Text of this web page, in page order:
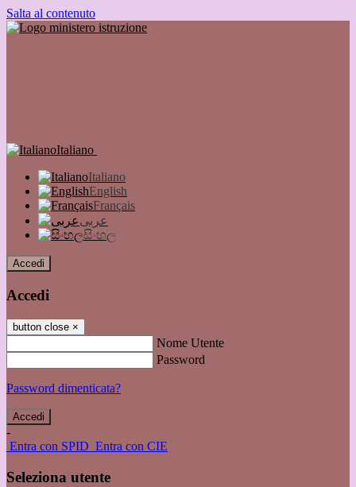
Salta al contenuto
Italiano
Italiano
English
Français
عربى
සිංහල
Accedi
Accedi
button close ×
Nome Utente
Password
Password dimenticata?
-
Entra con SPID Entra con CIE
Seleziona utente